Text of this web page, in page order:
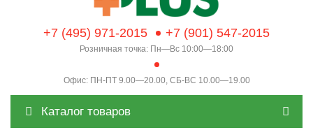
+7 (495) 971-2015 +7 (901) 547-2015
Розничная точка: Пн—Вс 10:00—18:00
Офис: ПН-ПТ 9.00—20.00, СБ-ВС 10.00—19.00
Каталог товаров